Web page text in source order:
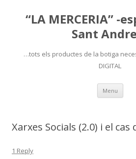
“LA MERCERIA” -
Sant
…tots els productes de la botiga
DIGITAL
Menu Skip
Xarxes Socials (2.0) i el cas
1 Reply